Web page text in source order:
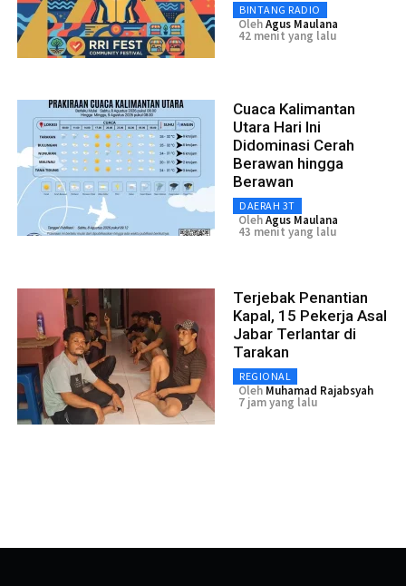
BINTANG RADIO
OlehAgus Maulana
42 menit yang lalu
Cuaca Kalimantan
Utara Hari Ini
Didominasi Cerah
Berawan hingga
Berawan
DAERAH 3T
OlehAgus Maulana
43 menit yang lalu
Terjebak Penantian
Kapal, 15 Pekerja Asal
Jabar Terlantar di
Tarakan
REGIONAL
Oleh Muhamad Rajabsyah
7 jam yang lalu